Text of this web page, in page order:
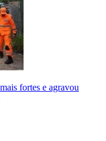
fortes e agravou